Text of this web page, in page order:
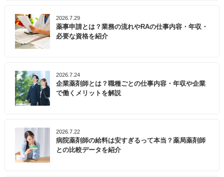
2026.7.29
薬事申請とは？業務の流れやRAの仕事内容・年収・
必要な資格を紹介
2026.7.24
企業薬剤師とは？職種ごとの仕事内容・年収や企業
で働くメリットを解説
2026.7.22
病院薬剤師の給料は安すぎるって本当？薬局薬剤師
との比較データを紹介